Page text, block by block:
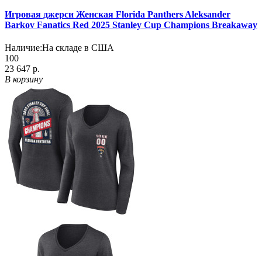
Игровая джерси Женская Florida Panthers Aleksander
Barkov Fanatics Red 2025 Stanley Cup Champions Breakaway
Наличие:На складе в США
100
23 647 р.
В корзину